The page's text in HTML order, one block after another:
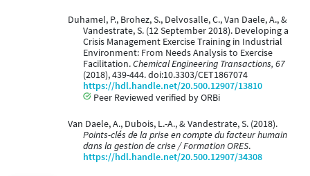
Duhamel, P., Brohez, S., Delvosalle, C., Van Daele, A., &
Vandestrate, S. (12 September 2018). Developing a
Crisis Management Exercise Training in Industrial
Environment: From Needs Analysis to Exercise
Facilitation.Chemical Engineering Transactions, 67
(2018), 439-444. doi:10.3303/CET1867074
https://hdl.handle.net/20.500.12907/13810
Peer Reviewed verified by ORBi
Van Daele, A., Dubois, L.-A., & Vandestrate, S. (2018).
Points-clés de la prise en compte du facteur humain
dans la gestion de crise / Formation ORES.
https://hdl.handle.net/20.500.12907/34308